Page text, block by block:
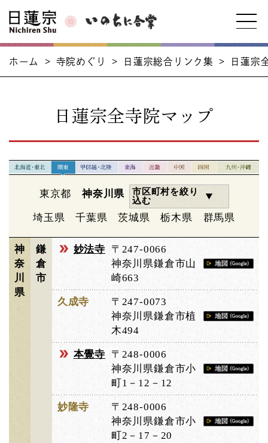
ホーム > 寺院めぐり > 日蓮宗総合リンク集 > 日蓮宗
日蓮宗全寺院マップ
東京都 神奈川県
市区町村を絞り
込む
埼玉県 千葉県 茨城県 栃木県 群馬県
神
奈
川
県
鎌
倉
市
妙法寺
〒247-0066
神奈川県鎌倉市山
崎663
久成寺
〒247-0073
神奈川県鎌倉市植
木494
本覺寺
〒248-0006
神奈川県鎌倉市小
町1－12－12
妙隆寺
〒248-0006
神奈川県鎌倉市小
町2－17－20